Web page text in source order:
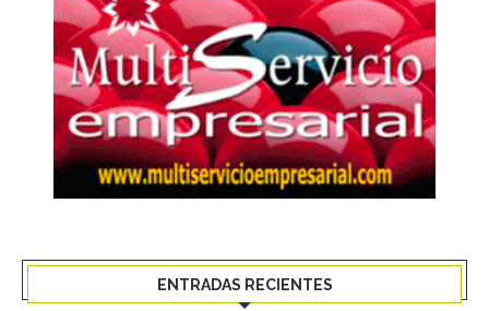
ENTRADAS RECIENTES